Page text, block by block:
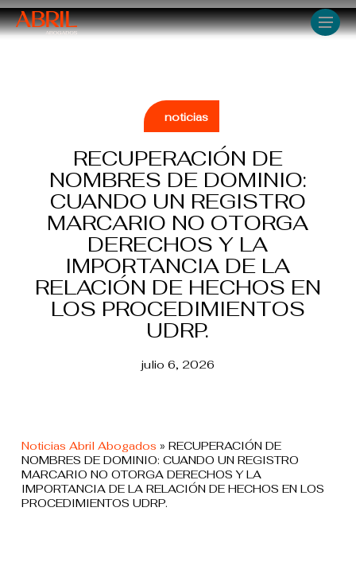
Skip
to
main
Menu
noticias
RECUPERACIÓN DE
NOMBRES DE DOMINIO:
CUANDO UN REGISTRO
MARCARIO NO OTORGA
DERECHOS Y LA
IMPORTANCIA DE LA
RELACIÓN DE HECHOS EN
LOS PROCEDIMIENTOS
UDRP.
julio 6, 2026
Noticias Abril Abogados » RECUPERACIÓN DE
NOMBRES DE DOMINIO: CUANDO UN REGISTRO
MARCARIO NO OTORGA DERECHOS Y LA
IMPORTANCIA DE LA RELACIÓN DE HECHOS EN LOS
PROCEDIMIENTOS UDRP.